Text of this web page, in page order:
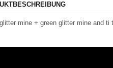
mine + green glitter mine and ti